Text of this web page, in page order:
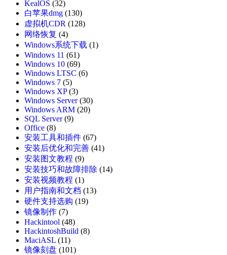
KealOS (32)
白苹果dmg (130)
虚拟机CDR (128)
网络恢复 (4)
Windows系统下载 (1)
Windows 11 (61)
Windows 10 (69)
Windows LTSC (6)
Windows 7 (5)
Windows XP(3)
Windows Server(30)
Windows ARM (20)
SQL Server(9)
Office (8)
安装工具和插件 (67)
安装后优化和完善 (41)
安装图文教程 (9)
安装技巧和故障排除 (14)
安装视频教程 (1)
用户指南和文档 (13)
硬件支持选购 (19)
镜像制作 (7)
Hackintool (48)
HackintoshBuild (8)
MaciASL (11)
镜像刻盘 (101)